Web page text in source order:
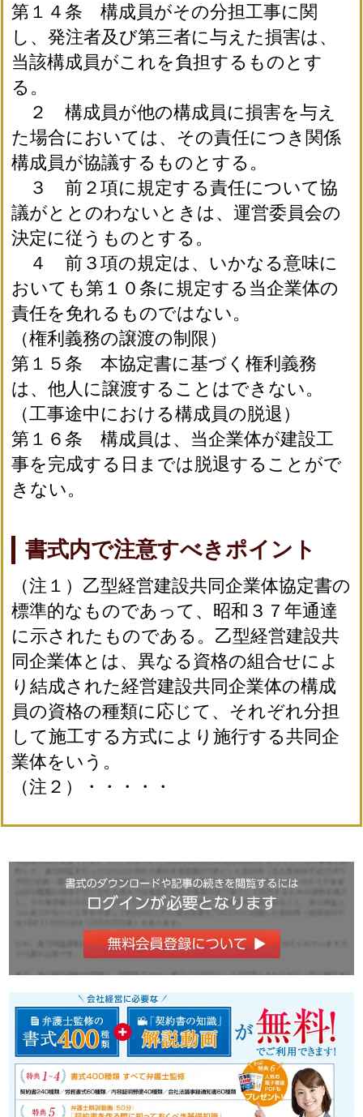
第１４条 構成員がその分担工事に関
し、発注者及び第三者に与えた損害は、
当該構成員がこれを負担するものとす
る。
２ 構成員が他の構成員に損害を与え
た場合においては、その責任につき関係
構成員が協議するものとする。
３ 前２項に規定する責任について協
議がととのわないときは、運営委員会の
決定に従うものとする。
４ 前３項の規定は、いかなる意味に
おいても第１０条に規定する当企業体の
責任を免れるものではない。
（権利義務の譲渡の制限）
第１５条 本協定書に基づく権利義務
は、他人に譲渡することはできない。
（工事途中における構成員の脱退）
第１６条 構成員は、当企業体が建設工
事を完成する日までは脱退することがで
きない。
書式内で注意すべきポイント
（注１）乙型経営建設共同企業体協定書の
標準的なものであって、昭和３７年通達
に示されたものである。乙型経営建設共
同企業体とは、異なる資格の組合せによ
り結成された経営建設共同企業体の構成
員の資格の種類に応じて、それぞれ分担
して施工する方式により施行する共同企
業体をいう。
（注２）・・・・・